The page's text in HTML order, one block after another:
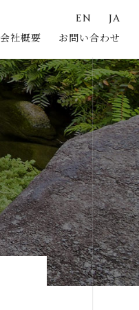
EN
JA
会社概要 お問い合わせ